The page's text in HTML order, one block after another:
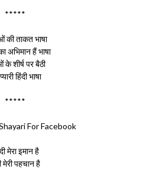
*****
की ताकत भाषा
अभिमान हैं भाषा
के शीर्ष पर बैठी
हिंदी भाषा
*****
For Facebook
मेरा इमान है
मेरी पहचान है